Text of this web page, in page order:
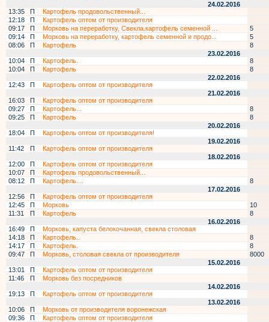
24.02.2016
13:35
П
Картофель продовольственный...
12:18
П
Картофель оптом от производителя
09:17
П Морковь на переработку, Свекла.картофель семенной ...
5
09:14
П Морковь на переработку, картофель семенной и продо...
5
08:06
П Картофель
8
23.02.2016
10:04
П Картофель.
8
10:04
П Картофель
8
22.02.2016
12:43
П
Картофель оптом от производителя
21.02.2016
16:03
П
Картофель оптом от производителя
09:27
П Картофель...
8
09:25
П Картофель
8
20.02.2016
18:04
П
Картофель оптом от производителя!
19.02.2016
11:42
П
Картофель оптом от производителя
18.02.2016
12:00
П
Картофель оптом от производителя
10:07
П
Картофель продовольственный...
08:12
П Картофель....
8
17.02.2016
12:56
П
Картофель оптом от производителя
12:45
П Морковь
10
11:31
П Картофель
8
16.02.2016
16:49
П
Морковь, капуста белокочанная, свекла столовая
14:18
П Картофель..
8
14:17
П Картофель.
8
09:47
П Морковь, столовая свекла от производителя
8000
15.02.2016
13:01
П
Картофель оптом от производителя
11:46
П
Морковь без посредников
14.02.2016
19:13
П
Картофель оптом от производителя
13.02.2016
10:06
П
Морковь от производителя воронежская
09:36
П
Картофель оптом от производителя